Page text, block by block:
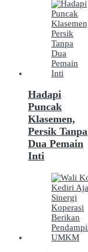
Hadapi
Puncak
Klasemen,
Persik Tanpa
Dua Pemain
Inti